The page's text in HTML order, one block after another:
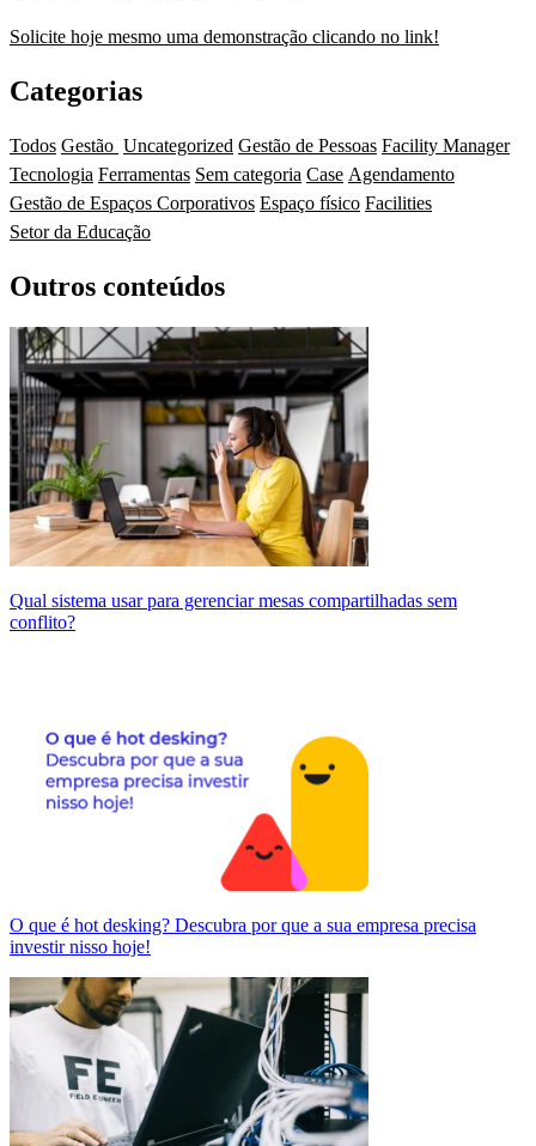
Solicite hoje mesmo uma demonstração clicando no link!
Categorias
Todos Gestão Uncategorized Gestão de Pessoas Facility Manager
Tecnologia Ferramentas Sem categoria Case Agendamento
Gestão de Espaços Corporativos Espaço físico Facilities
Setor da Educação
Outros conteúdos
Qual sistema usar para gerenciar mesas compartilhadas sem
conflito?
O que é hot desking? Descubra por que a sua empresa precisa
investir nisso hoje!